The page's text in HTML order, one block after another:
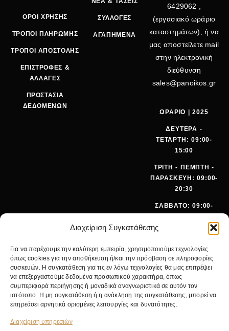
Διαχείριση Συγκατάθεσης
Για να παρέχουμε την καλύτερη εμπειρία, χρησιμοποιούμε τεχνολογίες
όπως cookies για την αποθήκευση ή/και την πρόσβαση σε πληροφορίες
συσκευών. Η συγκατάθεση για τις εν λόγω τεχνολογίες θα μας επιτρέψει
να επεξεργαστούμε δεδομένα προσωπικού χαρακτήρα, όπως
συμπεριφορά περιήγησης ή μοναδικά αναγνωριστικά σε αυτόν τον
ιστότοπο. Η μη συγκατάθεση ή η ανάκληση της συγκατάθεσης, μπορεί να
επηρεάσει αρνητικά ορισμένες λειτουργίες και δυνατότητες.
Διαχείριση υπηρεσιών
ΟΡΟΙ ΧΡΗΣΗΣ
ΤΡΟΠΟΙ ΠΛΗΡΩΜΗΣ
ΤΡΟΠΟΙ ΑΠΟΣΤΟΛΗΣ
ΕΠΙΣΤΡΟΦΕΣ &
ΑΛΛΑΓΕΣ
ΠΡΟΣΤΑΣΙΑ
ΔΕΔΟΜΕΝΩΝ
ΣΥΛΛΟΓΕΣ
ΑΓΑΠΗΜΕΝΑ
6429062 ,
(εργασιακό ωράριο
καταστημάτων), ή να
μας αποστείλετε mail
στην ηλεκτρονική
διεύθυνση
sales@panoikos.gr
ΩΡΑΡΙΟ | 2025
ΔΕΥΤΕΡΑ -
ΤΕΤΑΡΤΗ: 09:00-
15:00
ΤΡΙΤΗ - ΠΕΜΠΤΗ -
ΠΑΡΑΣΚΕΥΗ: 09:00-
20:30
ΣΑΒΒΑΤΟ: 09:00-
ΩΝΟ:
642 9062
EMA
IL:
SALES@PANOI
KOS.GR
ΚΕΝΤΡΙΚ
Ο
ΚΑΤΑΣΤΗ
ΝΙΚ.
ΓΚΥΖΗ 24,